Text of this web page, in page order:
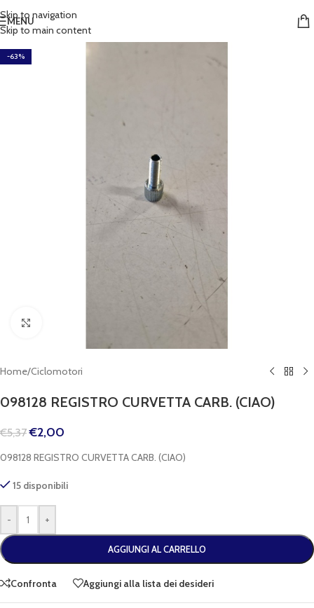
Skip to navigation
Skip to main content
MENU
-63%
Home/Ciclomotori
098128 REGISTRO CURVETTA CARB. (CIAO)
€5,37 €2,00
098128 REGISTRO CURVETTA CARB. (CIAO)
15 disponibili
- +
AGGIUNGI AL CARRELLO
Confronta Aggiungi alla lista dei desideri